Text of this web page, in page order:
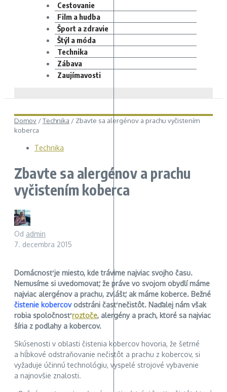
Cestovanie
Film a hudba
Šport a zdravie
Štýl a móda
Technika
Zábava
Zaujímavosti
Domov /Technika / Zbavte sa alergénov a prachu vyčistením
koberca
Technika
Zbavte sa alergénov a prachu
vyčistením koberca
Od admin
7. decembra 2015
Domácnosť je miesto, kde trávime najviac svojho času.
Nemusíme si uvedomovať, že práve vo svojom obydlí máme
najviac alergénov a prachu, zvlášť, ak máme koberce. Bežné
čistenie kobercovodstráni časť nečistôt. Naďalej nám však
robia spoločnosťroztoče, alergény a prach, ktoré sa najviac
šíria z podlahy a kobercov.
Skúsenosti v oblasti čistenia kobercov hovoria, že šetrné
a hĺbkové odstraňovanie nečistôt a prachu z kobercov, si
vyžaduje účinnú technológiu, vyspelé strojové vybavenie
a najnovšie znalosti.